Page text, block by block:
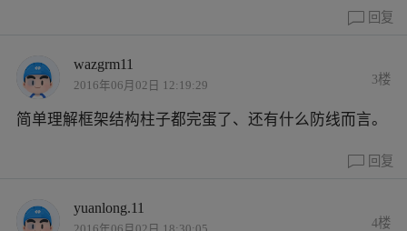
回复
wazgrm11
2016年06月02日 12:19:29 3楼
简单理解框架结构柱子都完蛋了、还有什么防线而言。
回复
yuanlong.11
4楼